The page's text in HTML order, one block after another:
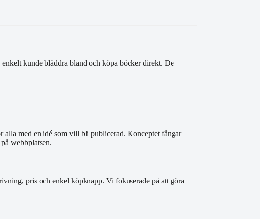
kunde bläddra bland och köpa böcker direkt. De
alla med en idé som vill bli publicerad. Konceptet fångar
webbplatsen.
pris och enkel köpknapp. Vi fokuserade på att göra